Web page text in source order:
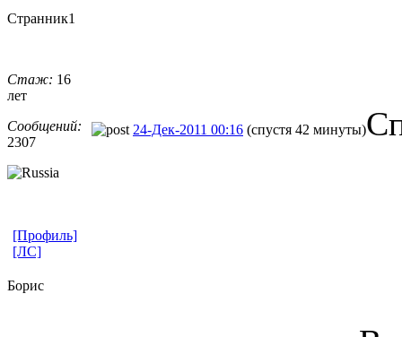
Странник1
Стаж: 16
лет
Сообщений:
2307
24-Дек-2011 00:16 (спустя 42 минуты)
[Профиль]
[ЛС]
Борис